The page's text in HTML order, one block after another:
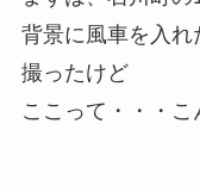
背景に風車を入れ
撮ったけど
ここって・・・こ